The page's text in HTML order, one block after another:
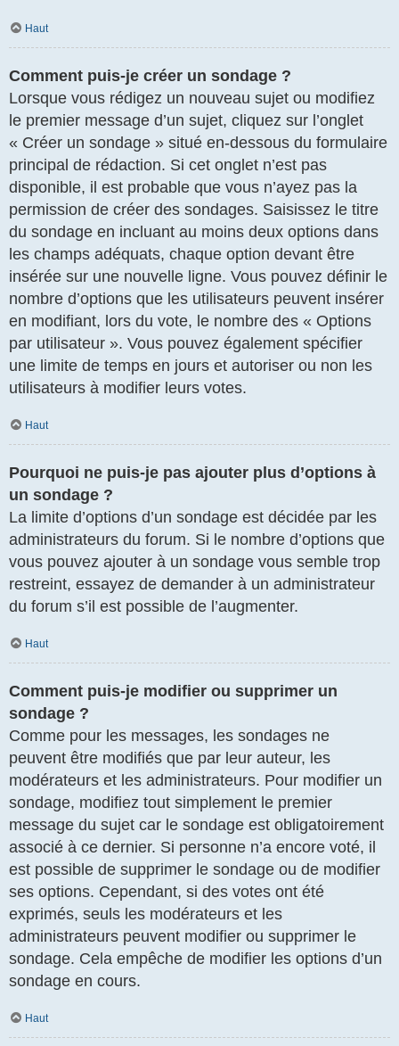
Haut
Comment puis-je créer un sondage ?
Lorsque vous rédigez un nouveau sujet ou modifiez
le premier message d’un sujet, cliquez sur l’onglet
« Créer un sondage » situé en-dessous du formulaire
principal de rédaction. Si cet onglet n’est pas
disponible, il est probable que vous n’ayez pas la
permission de créer des sondages. Saisissez le titre
du sondage en incluant au moins deux options dans
les champs adéquats, chaque option devant être
insérée sur une nouvelle ligne. Vous pouvez définir le
nombre d’options que les utilisateurs peuvent insérer
en modifiant, lors du vote, le nombre des « Options
par utilisateur ». Vous pouvez également spécifier
une limite de temps en jours et autoriser ou non les
utilisateurs à modifier leurs votes.
Haut
Pourquoi ne puis-je pas ajouter plus d’options à
un sondage ?
La limite d’options d’un sondage est décidée par les
administrateurs du forum. Si le nombre d’options que
vous pouvez ajouter à un sondage vous semble trop
restreint, essayez de demander à un administrateur
du forum s’il est possible de l’augmenter.
Haut
Comment puis-je modifier ou supprimer un
sondage ?
Comme pour les messages, les sondages ne
peuvent être modifiés que par leur auteur, les
modérateurs et les administrateurs. Pour modifier un
sondage, modifiez tout simplement le premier
message du sujet car le sondage est obligatoirement
associé à ce dernier. Si personne n’a encore voté, il
est possible de supprimer le sondage ou de modifier
ses options. Cependant, si des votes ont été
exprimés, seuls les modérateurs et les
administrateurs peuvent modifier ou supprimer le
sondage. Cela empêche de modifier les options d’un
sondage en cours.
Haut